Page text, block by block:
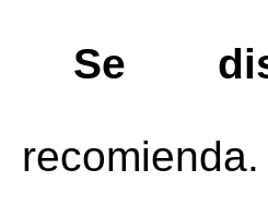
Se
recomienda.